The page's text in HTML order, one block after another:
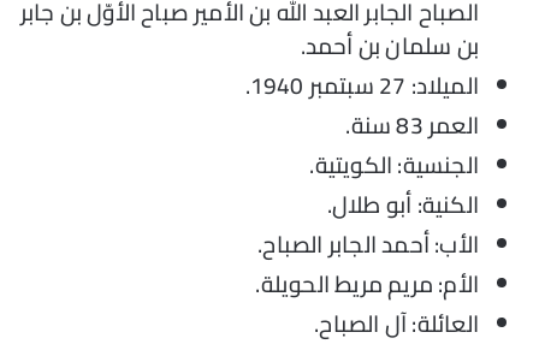
الصباح الجابر العبد الله بن الأمير صباح الأوّل بن جابر
بن سلمان بن أحمد.
الميلاد: 27 سبتمبر 1940.
العمر 83 سنة.
الجنسية: الكويتية.
الكنية: أبو طلال.
الأب: أحمد الجابر الصباح.
الأم: مريم مريط الحويلة.
العائلة: آل الصباح.